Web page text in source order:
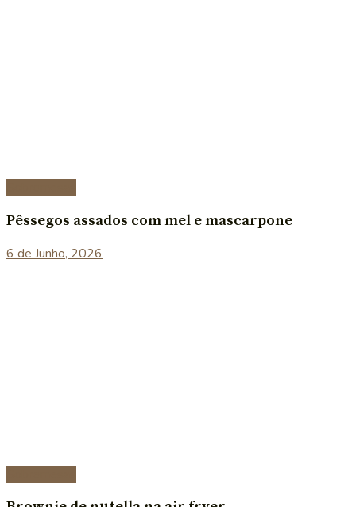
Pêssegos assados com mel e mascarpone
6 de Junho, 2026